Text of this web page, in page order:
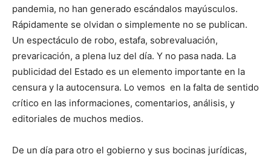
pandemia, no han generado escándalos mayúsculos.
Rápidamente se olvidan o simplemente no se publican.
Un espectáculo de robo, estafa, sobrevaluación,
prevaricación, a plena luz del día. Y no pasa nada. La
publicidad del Estado es un elemento importante en la
censura y la autocensura. Lo vemos en la falta de sentido
crítico en las informaciones, comentarios, análisis, y
editoriales de muchos medios.
De un día para otro el gobierno y sus bocinas jurídicas,